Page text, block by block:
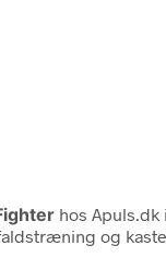
hos Apuls.dk
og